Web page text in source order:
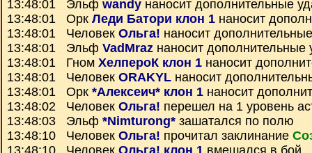
13:48:01 Эльф wandy наносит дополнительные
13:48:01 Орк Леди Батори клон 1 наносит
13:48:01 Человек Ольга! наносит
13:48:01 Эльф VadMraz наносит дополнительные
13:48:01 Гном ХелпероК клон 1 наносит
13:48:01 Человек ORAKYL наносит
13:48:01 Орк *Алексеич* клон 1 наносит
13:48:02 Человек Ольга! перешел на 1 уровень
13:48:03 Эльф *Nimturong* зашатался по полю
13:48:10 Человек Ольга! прочитал заклинание
13:48:10 Человек Ольга! клон 1 вмешался в бой